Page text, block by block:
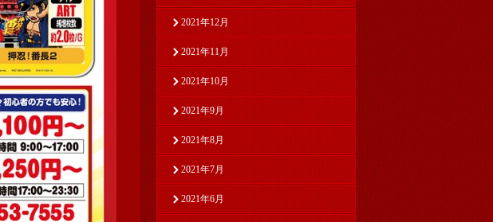
2021年12月
2021年11月
2021年10月
2021年9月
2021年8月
2021年7月
2021年6月